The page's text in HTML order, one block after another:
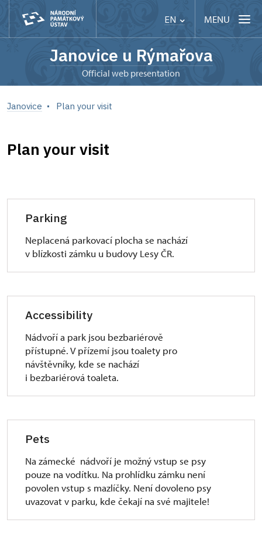
EN MENU
Janovice u Rýmařova
Official web presentation
Janovice Plan your visit
Plan your visit
Parking
Neplacená parkovací plocha se nachází
v blízkosti zámku u budovy Lesy ČR.
Accessibility
Nádvoří a park jsou bezbariérově
přístupné. V přízemí jsou toalety pro
návštěvníky, kde se nachází
i bezbariérová toaleta.
Pets
Na zámecké nádvoří je možný vstup se psy
pouze na vodítku. Na prohlídku zámku není
povolen vstup s mazlíčky. Není dovoleno psy
uvazovat v parku, kde čekají na své majitele!